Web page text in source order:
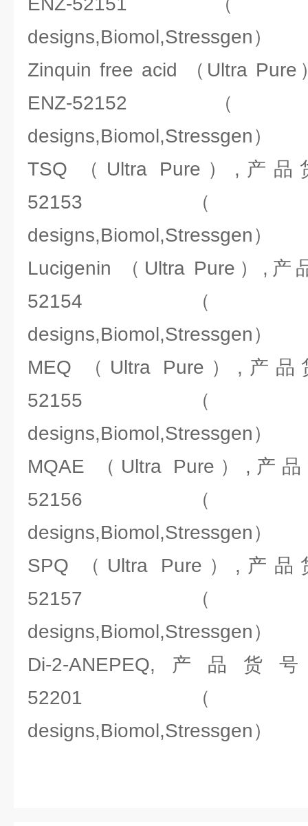
designs,Biomol,Stressgen）
Zinquin free acid （Ultra
ENZ-52152（
designs,Biomol,Stressgen）
TSQ （Ultra Pure）,产
52153（
designs,Biomol,Stressgen）
Lucigenin （Ultra Pure）,产
52154（
designs,Biomol,Stressgen）
MEQ （Ultra Pure）,产
52155（
designs,Biomol,Stressgen）
MQAE （Ultra Pure）,产
52156（
designs,Biomol,Stressgen）
SPQ （Ultra Pure）,产
52157（
designs,Biomol,Stressgen）
Di-2-ANEPEQ,产品
52201（
designs,Biomol,Stressgen）